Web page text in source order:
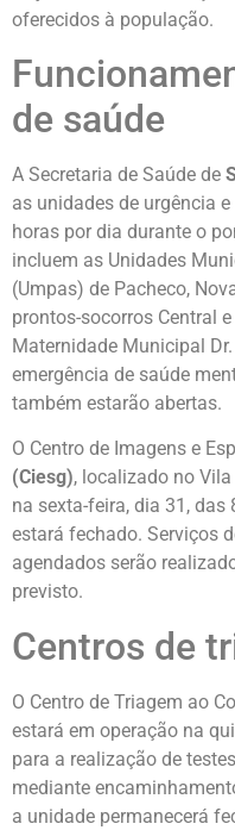
oferecidos à população.
de saúde
A Secretaria de Saúde de
as unidades de urgência
horas por dia durante o
incluem as Unidades
(Umpas) de Pacheco,
prontos-socorros Central
Maternidade Municipal
emergência de saúde
também estarão abertas.
O Centro de Imagens e
(Ciesg), localizado no
na sexta-feira, dia 31,
estará fechado. Serviços
agendados serão
previsto.
Centros de
O Centro de Triagem ao
estará em operação na
para a realização de
mediante
a unidade permanecerá